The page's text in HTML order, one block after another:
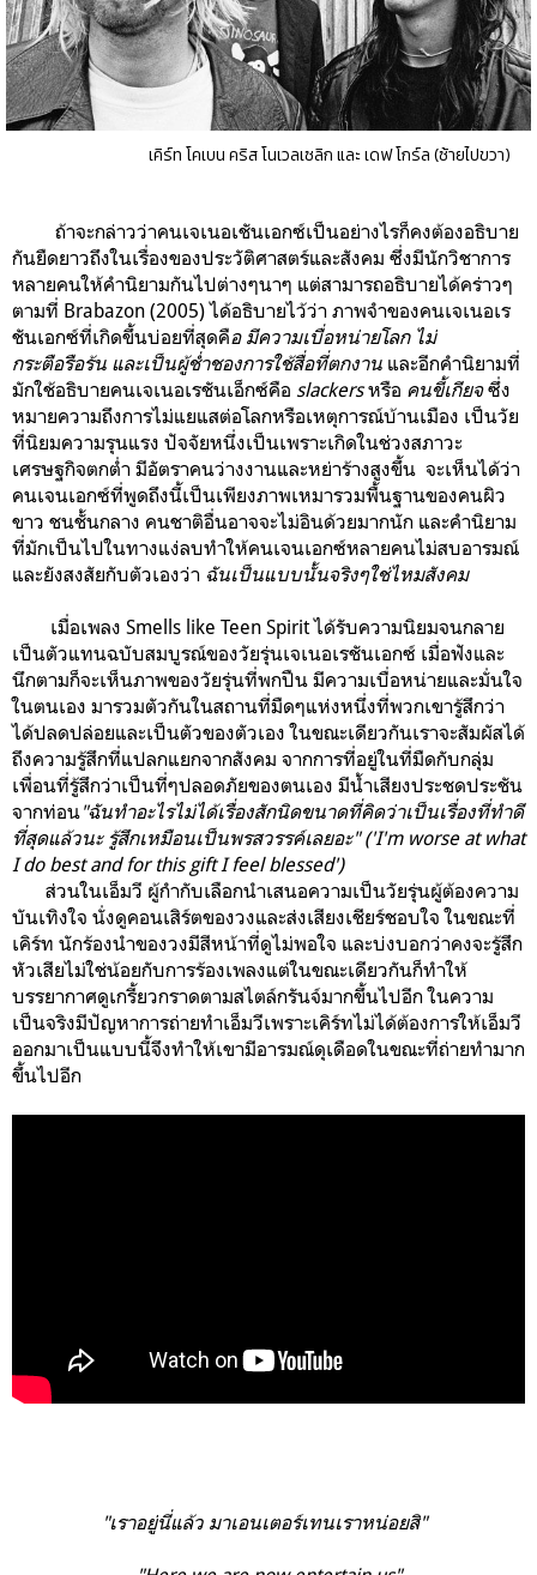
เคิร์ท โคเบน คริส โนเวลเซลิก และ เดฟ โกร์ล (ซ้ายไปขวา)
ถ้าจะกล่าวว่าคนเจเนอเชันเอกซ์เป็นอย่างไรก็คงต้องอธิบาย
กันยืดยาวถึงในเรื่องของประวัติศาสตร์และสังคม ซึ่งมีนักวิชาการ
หลายคนให้คำนิยามกันไปต่างๆนาๆ แต่สามารถอธิบายได้คร่าวๆ
ตามที่ Brabazon (2005) ได้อธิบายไว้ว่า ภาพจำของคนเจเนอเร
ชันเอกซ์ที่เกิดขึ้นบ่อยที่สุดคือ มีความเบื่อหน่ายโลก ไม่
กระตือรือร้น และเป็นผู้ช่ำชองการใช้สื่อที่ตกงาน และอีกคำนิยามที่
มักใช้อธิบายคนเจเนอเรชันเอ็กซ์คือ slackersหรือ คนขี้เกียจซึ่ง
หมายความถึงการไม่แยแสต่อโลกหรือเหตุการณ์บ้านเมือง เป็นวัย
ที่นิยมความรุนแรง ปัจจัยหนึ่งเป็นเพราะเกิดในช่วงสภาวะ
เศรษฐกิจตกต่ำ มีอัตราคนว่างงานและหย่าร้างสูงขึ้น จะเห็นได้ว่า
คนเจนเอกซ์ที่พูดถึงนี้เป็นเพียงภาพเหมารวมพื้นฐานของคนผิว
ขาว ชนชั้นกลาง คนชาติอื่นอาจจะไม่อินด้วยมากนัก และคำนิยาม
ที่มักเป็นไปในทางแง่ลบทำให้คนเจนเอกซ์หลายคนไม่สบอารมณ์
และยังสงสัยกับตัวเองว่า ฉันเป็นแบบนั้นจริงๆใช่ไหมสังคม
เมื่อเพลง Smells like Teen Spirit ได้รับความนิยมจนกลาย
เป็นตัวแทนฉบับสมบูรณ์ของวัยรุ่นเจเนอเรชันเอกซ์ เมื่อฟังและ
นึกตามก็จะเห็นภาพของวัยรุ่นที่พกปืน มีความเบื่อหน่ายและมั่นใจ
ในตนเอง มารวมตัวกันในสถานที่มืดๆแห่งหนึ่งที่พวกเขารู้สึกว่า
ได้ปลดปล่อยและเป็นตัวของตัวเอง ในขณะเดียวกันเราจะสัมผัสได้
ถึงความรู้สึกที่แปลกแยกจากสังคม จากการที่อยู่ในที่มืดกับกลุ่ม
เพื่อนที่รู้สึกว่าเป็นที่ๆปลอดภัยของตนเอง มีน้ำเสียงประชดประชัน
จากท่อน"ฉันทำอะไรไม่ได้เรื่องสักนิดขนาดที่คิดว่าเป็นเรื่องที่ทำดี
ที่สุดแล้วนะ รู้สึกเหมือนเป็นพรสวรรค์เลยอะ" ('I'm worse at what
I do best and for this gift I feel blessed')
ส่วนในเอ็มวี ผู้กำกับเลือกนำเสนอความเป็นวัยรุ่นผู้ต้องความ
บันเทิงใจ นั่งดูคอนเสิร์ตของวงและส่งเสียงเชียร์ชอบใจ ในขณะที่
เคิร์ท นักร้องนำของวงมีสีหน้าที่ดูไม่พอใจ และบ่งบอกว่าคงจะรู้สึก
หัวเสียไม่ใช่น้อยกับการร้องเพลงแต่ในขณะเดียวกันก็ทำให้
บรรยากาศดูเกรี้ยวกราดตามสไตล์กรันจ์มากขึ้นไปอีก ในความ
เป็นจริงมีปัญหาการถ่ายทำเอ็มวีเพราะเคิร์ทไม่ได้ต้องการให้เอ็มวี
ออกมาเป็นแบบนี้จึงทำให้เขามีอารมณ์ดุเดือดในขณะที่ถ่ายทำมาก
ขึ้นไปอีก
"เราอยู่นี่แล้ว มาเอนเตอร์เทนเราหน่อยสิ"